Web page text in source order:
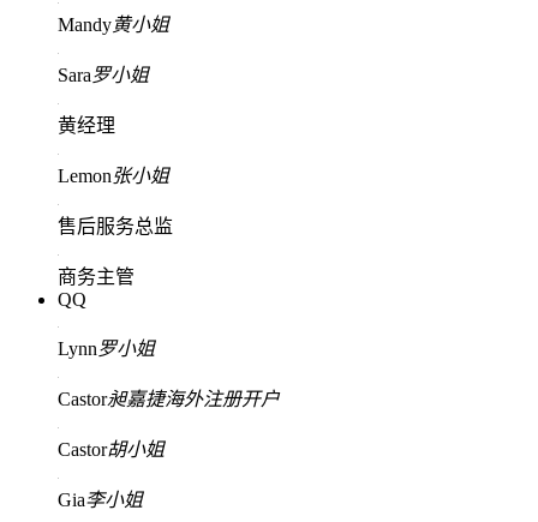
Mandy黄小姐
Sara罗小姐
黄经理
Lemon张小姐
售后服务总监
商务主管
QQ
Lynn罗小姐
Castor昶嘉捷海外注册开户
Castor胡小姐
Gia李小姐